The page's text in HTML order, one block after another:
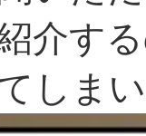
介す
しま